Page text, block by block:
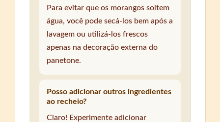
Para evitar que os morangos soltem
água, você pode secá-los bem após a
lavagem ou utilizá-los frescos
apenas na decoração externa do
panetone.
Posso adicionar outros ingredientes
ao recheio?
Claro! Experimente adicionar